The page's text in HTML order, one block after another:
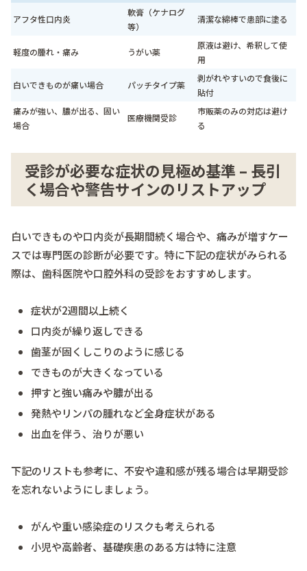
アフタ性口内炎
軟膏（ケナログ
等）
清潔な綿棒で患部に塗る
軽度の腫れ・痛み うがい薬
原液は避け、希釈して使
用
白いできものが痛い場合 パッチタイプ薬
剥がれやすいので食後に
貼付
痛みが強い、膿が出る、固い
場合
医療機関受診
市販薬のみの対応は避け
る
受診が必要な症状の見極め基準 – 長引
く場合や警告サインのリストアップ
白いできものや口内炎が長期間続く場合や、痛みが増すケー
スでは専門医の診断が必要です。特に下記の症状がみられる
際は、歯科医院や口腔外科の受診をおすすめします。
症状が2週間以上続く
口内炎が繰り返しできる
歯茎が固くしこりのように感じる
できものが大きくなっている
押すと強い痛みや膿が出る
発熱やリンパの腫れなど全身症状がある
出血を伴う、治りが悪い
下記のリストも参考に、不安や違和感が残る場合は早期受診
を忘れないようにしましょう。
がんや重い感染症のリスクも考えられる
小児や高齢者、基礎疾患のある方は特に注意